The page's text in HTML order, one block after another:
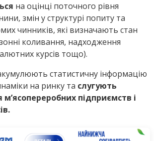
на оцінці поточного рівня
змін у структурі попиту та
чинників, які визначають стан
коливання, надходження
курсів тощо).
статистичну інформацію
на ринку та слугують
підприємств і